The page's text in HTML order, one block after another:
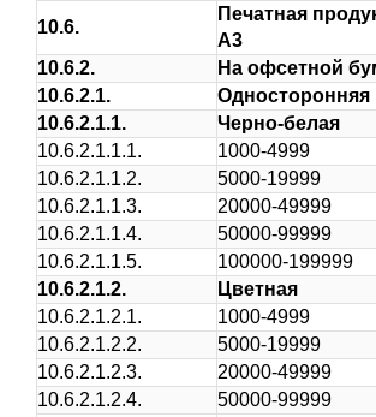
10.6.
Печатная
А3
10.6.2.
На офсетной
10.6.2.1.
Односторонняя
10.6.2.1.1.
Черно-белая
10.6.2.1.1.1.
1000-4999
10.6.2.1.1.2.
5000-19999
10.6.2.1.1.3.
20000-49999
10.6.2.1.1.4.
50000-99999
10.6.2.1.1.5.
100000-199999
10.6.2.1.2.
Цветная
10.6.2.1.2.1.
1000-4999
10.6.2.1.2.2.
5000-19999
10.6.2.1.2.3.
20000-49999
10.6.2.1.2.4.
50000-99999